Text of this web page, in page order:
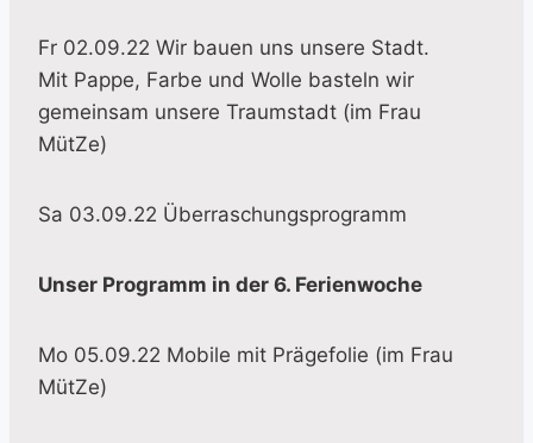
Fr 02.09.22 Wir bauen uns unsere Stadt.
Mit Pappe, Farbe und Wolle basteln wir
gemeinsam unsere Traumstadt (im Frau
MütZe)
Sa 03.09.22 Überraschungsprogramm
Unser Programm in der 6. Ferienwoche
Mo 05.09.22 Mobile mit Prägefolie (im Frau
MütZe)